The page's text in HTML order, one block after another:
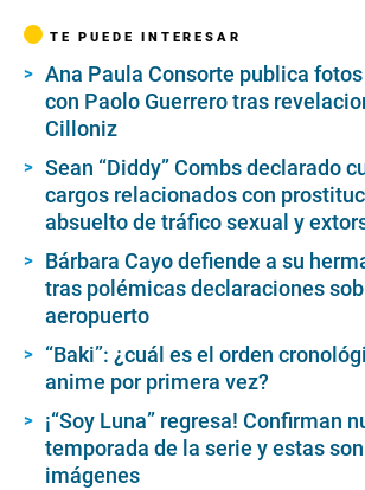
TE PUEDE INTERESAR
Ana Paula Consorte publica
con Paolo Guerrero tras
Cilloniz
Sean “Diddy” Combs declarado
cargos relacionados con
absuelto de tráfico sexual y
Bárbara Cayo defiende a su
tras polémicas declaraciones
aeropuerto
“Baki”: ¿cuál es el orden
anime por primera vez?
¡“Soy Luna” regresa! Confirman
temporada de la serie y estas
imágenes